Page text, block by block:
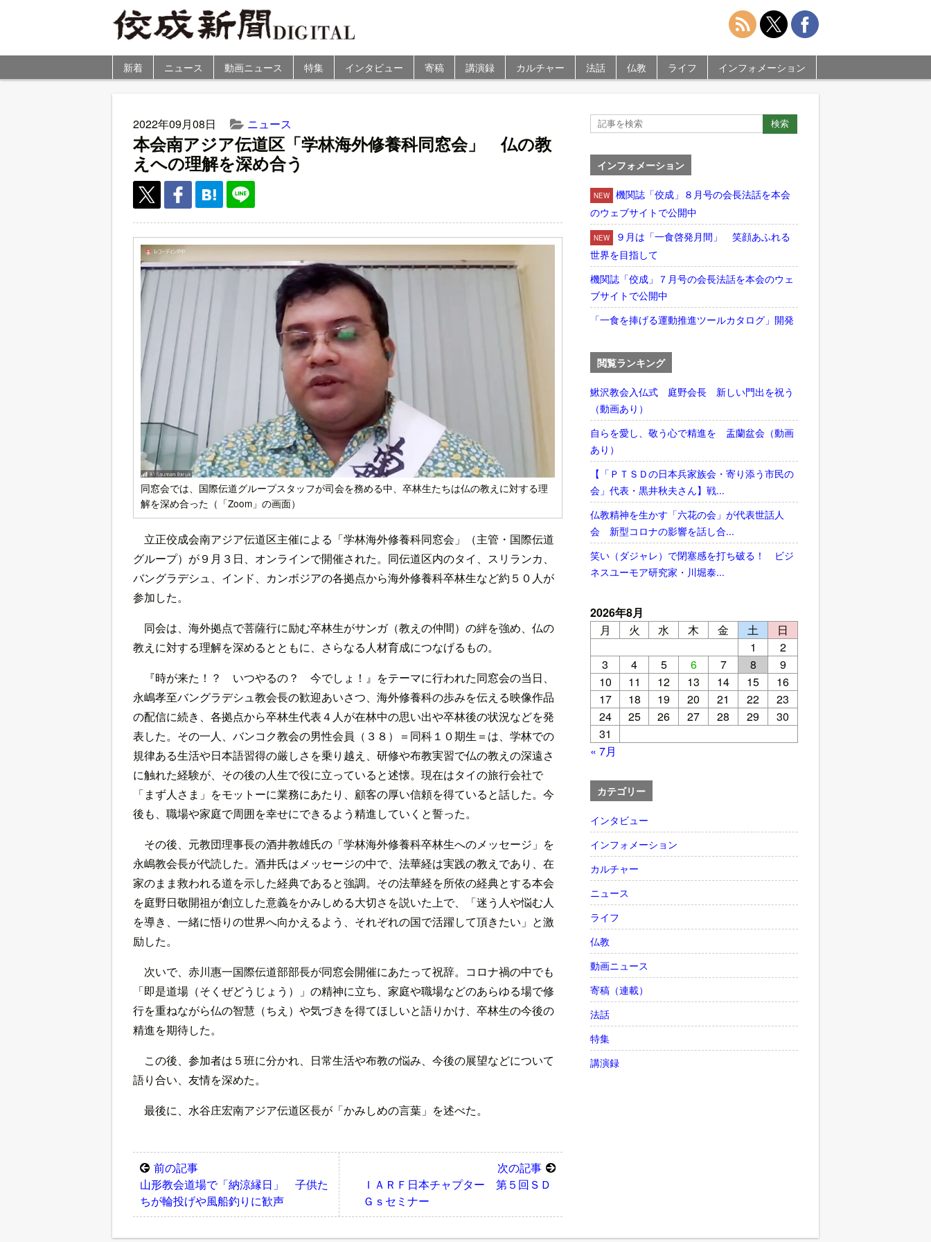
新着 ニュース 動画ニュース 特集 インタビュー 寄稿 講演録 カルチャー 法話 仏教 ライフ インフォメーション
2022年09月08日 ニュース
本会南アジア伝道区「学林海外修養科同窓会」 仏の教
えへの理解を深め合う
同窓会では、国際伝道グループスタッフが司会を務める中、卒林生たちは仏の教えに対する理
解を深め合った（「Zoom」の画面）
立正佼成会南アジア伝道区主催による「学林海外修養科同窓会」（主管・国際伝道
グループ）が９月３日、オンラインで開催された。同伝道区内のタイ、スリランカ、
バングラデシュ、インド、カンボジアの各拠点から海外修養科卒林生など約５０人が
参加した。
同会は、海外拠点で菩薩行に励む卒林生がサンガ（教えの仲間）の絆を強め、仏の
教えに対する理解を深めるとともに、さらなる人材育成につなげるもの。
『時が来た！？ いつやるの？ 今でしょ！』をテーマに行われた同窓会の当日、
永嶋孝至バングラデシュ教会長の歓迎あいさつ、海外修養科の歩みを伝える映像作品
の配信に続き、各拠点から卒林生代表４人が在林中の思い出や卒林後の状況などを発
表した。その一人、バンコク教会の男性会員（３８）＝同科１０期生＝は、学林での
規律ある生活や日本語習得の厳しさを乗り越え、研修や布教実習で仏の教えの深遠さ
に触れた経験が、その後の人生で役に立っていると述懐。現在はタイの旅行会社で
「まず人さま」をモットーに業務にあたり、顧客の厚い信頼を得ていると話した。今
後も、職場や家庭で周囲を幸せにできるよう精進していくと誓った。
その後、元教団理事長の酒井教雄氏の「学林海外修養科卒林生へのメッセージ」を
永嶋教会長が代読した。酒井氏はメッセージの中で、法華経は実践の教えであり、在
家のまま救われる道を示した経典であると強調。その法華経を所依の経典とする本会
を庭野日敬開祖が創立した意義をかみしめる大切さを説いた上で、「迷う人や悩む人
を導き、一緒に悟りの世界へ向かえるよう、それぞれの国で活躍して頂きたい」と激
励した。
次いで、赤川惠一国際伝道部部長が同窓会開催にあたって祝辞。コロナ禍の中でも
「即是道場（そくぜどうじょう）」の精神に立ち、家庭や職場などのあらゆる場で修
行を重ねながら仏の智慧（ちえ）や気づきを得てほしいと語りかけ、卒林生の今後の
精進を期待した。
この後、参加者は５班に分かれ、日常生活や布教の悩み、今後の展望などについて
語り合い、友情を深めた。
最後に、水谷庄宏南アジア伝道区長が「かみしめの言葉」を述べた。
前の記事
山形教会道場で「納涼縁日」 子供た
ちが輪投げや風船釣りに歓声
次の記事
ＩＡＲＦ日本チャプター 第５回ＳＤ
Ｇｓセミナー
インフォメーション
NEW
機関誌「佼成」８月号の会長法話を本会
のウェブサイトで公開中
NEW
９月は「一食啓発月間」 笑顔あふれる
世界を目指して
機関誌「佼成」７月号の会長法話を本会のウェ
ブサイトで公開中
「一食を捧げる運動推進ツールカタログ」開発
閲覧ランキング
鰍沢教会入仏式 庭野会長 新しい門出を祝う
（動画あり）
自らを愛し、敬う心で精進を 盂蘭盆会（動画
あり）
【「ＰＴＳＤの日本兵家族会・寄り添う市民の
会」代表・黒井秋夫さん】戦...
仏教精神を生かす「六花の会」が代表世話人
会 新型コロナの影響を話し合...
笑い（ダジャレ）で閉塞感を打ち破る！ ビジ
ネスユーモア研究家・川堀泰...
2026年8月
月
火 水 木 金 土
日
1
2
3
4 5 6 7 8
9
10
11 12 13 14 15
16
17
18 19 20 21 22
23
24
25 26 27 28 29
30
31
« 7月
カテゴリー
インタビュー
インフォメーション
カルチャー
ニュース
ライフ
仏教
動画ニュース
寄稿（連載）
法話
特集
講演録